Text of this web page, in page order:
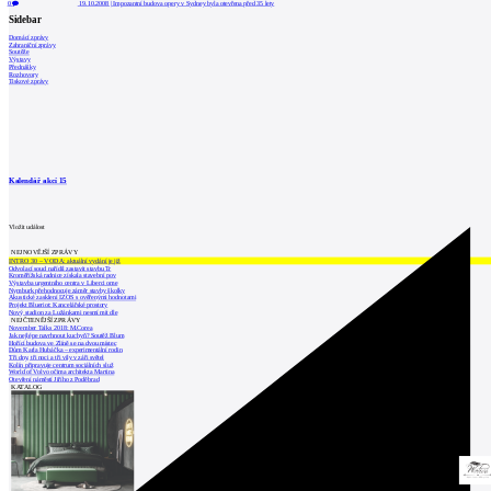
0
19.10.2008 |Impozantní budova opery v Sydney byla otevřena před 35 lety
Sidebar
Domácí zprávy
Zahraniční zprávy
Soutěže
Výstavy
Přednášky
Rozhovory
Tiskové zprávy
Kalendář akcí 15
Vložit událost
NEJNOVĚJŠÍ ZPRÁVY
INTRO 30 – VODA: aktuální vydání je již
Odvolací soud nařídil zastavit stavbu Tr
Kroměřížská radnice získala stavební pov
Výstavba urgentního centra v Liberci ome
Nymburk přehodnocuje záměr stavby školky
Akustické zasklení IZOS s ověřenými hodnotami
Projekt Blueriot: Kancelářské prostory
Nový stadion za Lužánkami nesmí mít dle
NEJČTENĚJŠÍ ZPRÁVY
November Talks 2018: M.Corea
Jak nejlépe navrhnout kuchyň? Soutěž Blum
Hořící budova ve Zlíně se na dvou místec
Dům Karla Hubáčka – experimentální rodin
Tři dny, tři noci a tři vily v záři světel
Kolín připravuje centrum sociálních služ
World of Volvo očima architekta Martina
Otevření náměstí Jiřího z Poděbrad
KATALOG